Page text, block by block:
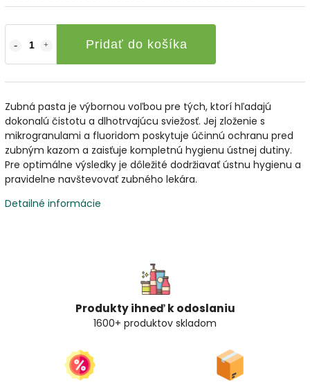
Pridať do košíka
Zubná pasta je výbornou voľbou pre tých, ktorí hľadajú
dokonalú čistotu a dlhotrvajúcu sviežosť. Jej zloženie s
mikrogranulami a fluoridom poskytuje účinnú ochranu pred
zubným kazom a zaisťuje kompletnú hygienu ústnej dutiny.
Pre optimálne výsledky je dôležité dodržiavať ústnu hygienu a
pravidelne navštevovať zubného lekára.
Detailné informácie
Produkty ihneď k odoslaniu
1600+ produktov skladom